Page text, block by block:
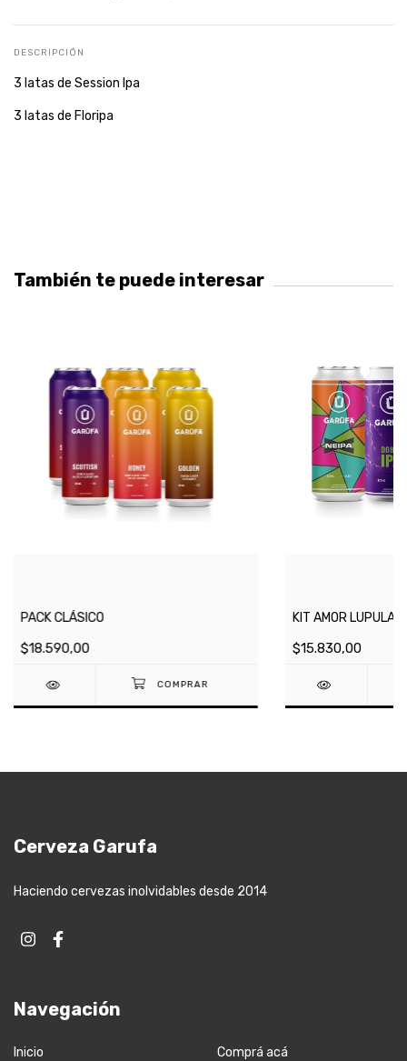
DESCRIPCIÓN
3 latas de Session Ipa
3 latas de Floripa
También te puede interesar
PACK CLÁSICO
$18.590,00
KIT AMOR
$15.830,00
Cerveza Garufa
Haciendo cervezas inolvidables desde 2014
Navegación
Inicio Comprá acá